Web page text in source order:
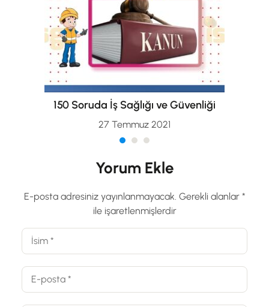
150 Soruda İş Sağlığı ve Güvenliği
27 Temmuz 2021
Yorum Ekle
E-posta adresiniz yayınlanmayacak. Gerekli alanlar *
ile işaretlenmişlerdir